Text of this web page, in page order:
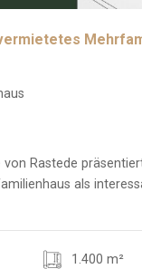
von Rastede
als
1.400 m²